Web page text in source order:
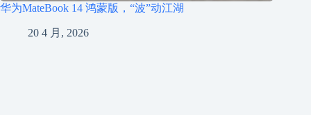
华为MateBook 14 鸿蒙版，“波”动江湖
20 4 月, 2026